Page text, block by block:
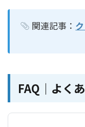
関連記事：
FAQ｜よく